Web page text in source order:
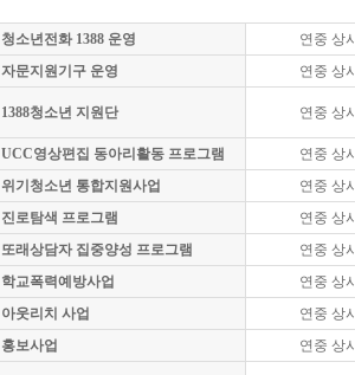
청소년전화 1388 운영 연중 상시
자문지원기구 운영
연중 상시
1388청소년 지원단 연중 상시
UCC영상편집 동아리활동 프로그램
연중 상시
위기청소년 통합지원사업
연중 상시
진로탐색 프로그램
연중 상시
또래상담자 집중양성 프로그램
연중 상시
학교폭력예방사업
연중 상시
아웃리치 사업
연중 상시
홍보사업
연중 상시